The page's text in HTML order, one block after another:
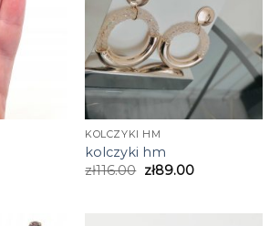
KOLCZYKI HM
kolczyki hm
zł116.00 zł89.00